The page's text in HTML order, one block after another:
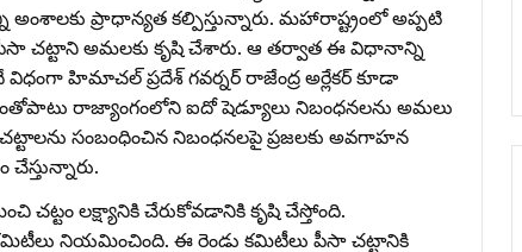
అంశాలకు ప్రాధాన్యత కల్పిస్తున్నారు. మహారాష్ట్రంలో అప్పటి
చట్టాని అమలకు కృషి చేశారు. ఆ తర్వాత ఈ విధానాన్ని
విధంగా హిమాచల్‌ ప్రదేశ్‌ గవర్నర్‌ రాజేంద్ర అర్లేకర్‌ కూడా
రాజ్యాంగంలోని ఐదో షెడ్యూలు నిబంధనలను అమలు
సంబంధించిన నిబంధనలపై ప్రజలకు అవగాహన
చట్టం లక్ష్యానికి చేరుకోవడానికి కృషి చేస్తోంది.
నియమించింది. ఈ రెండు కమిటీలు పీసా చట్టానికి